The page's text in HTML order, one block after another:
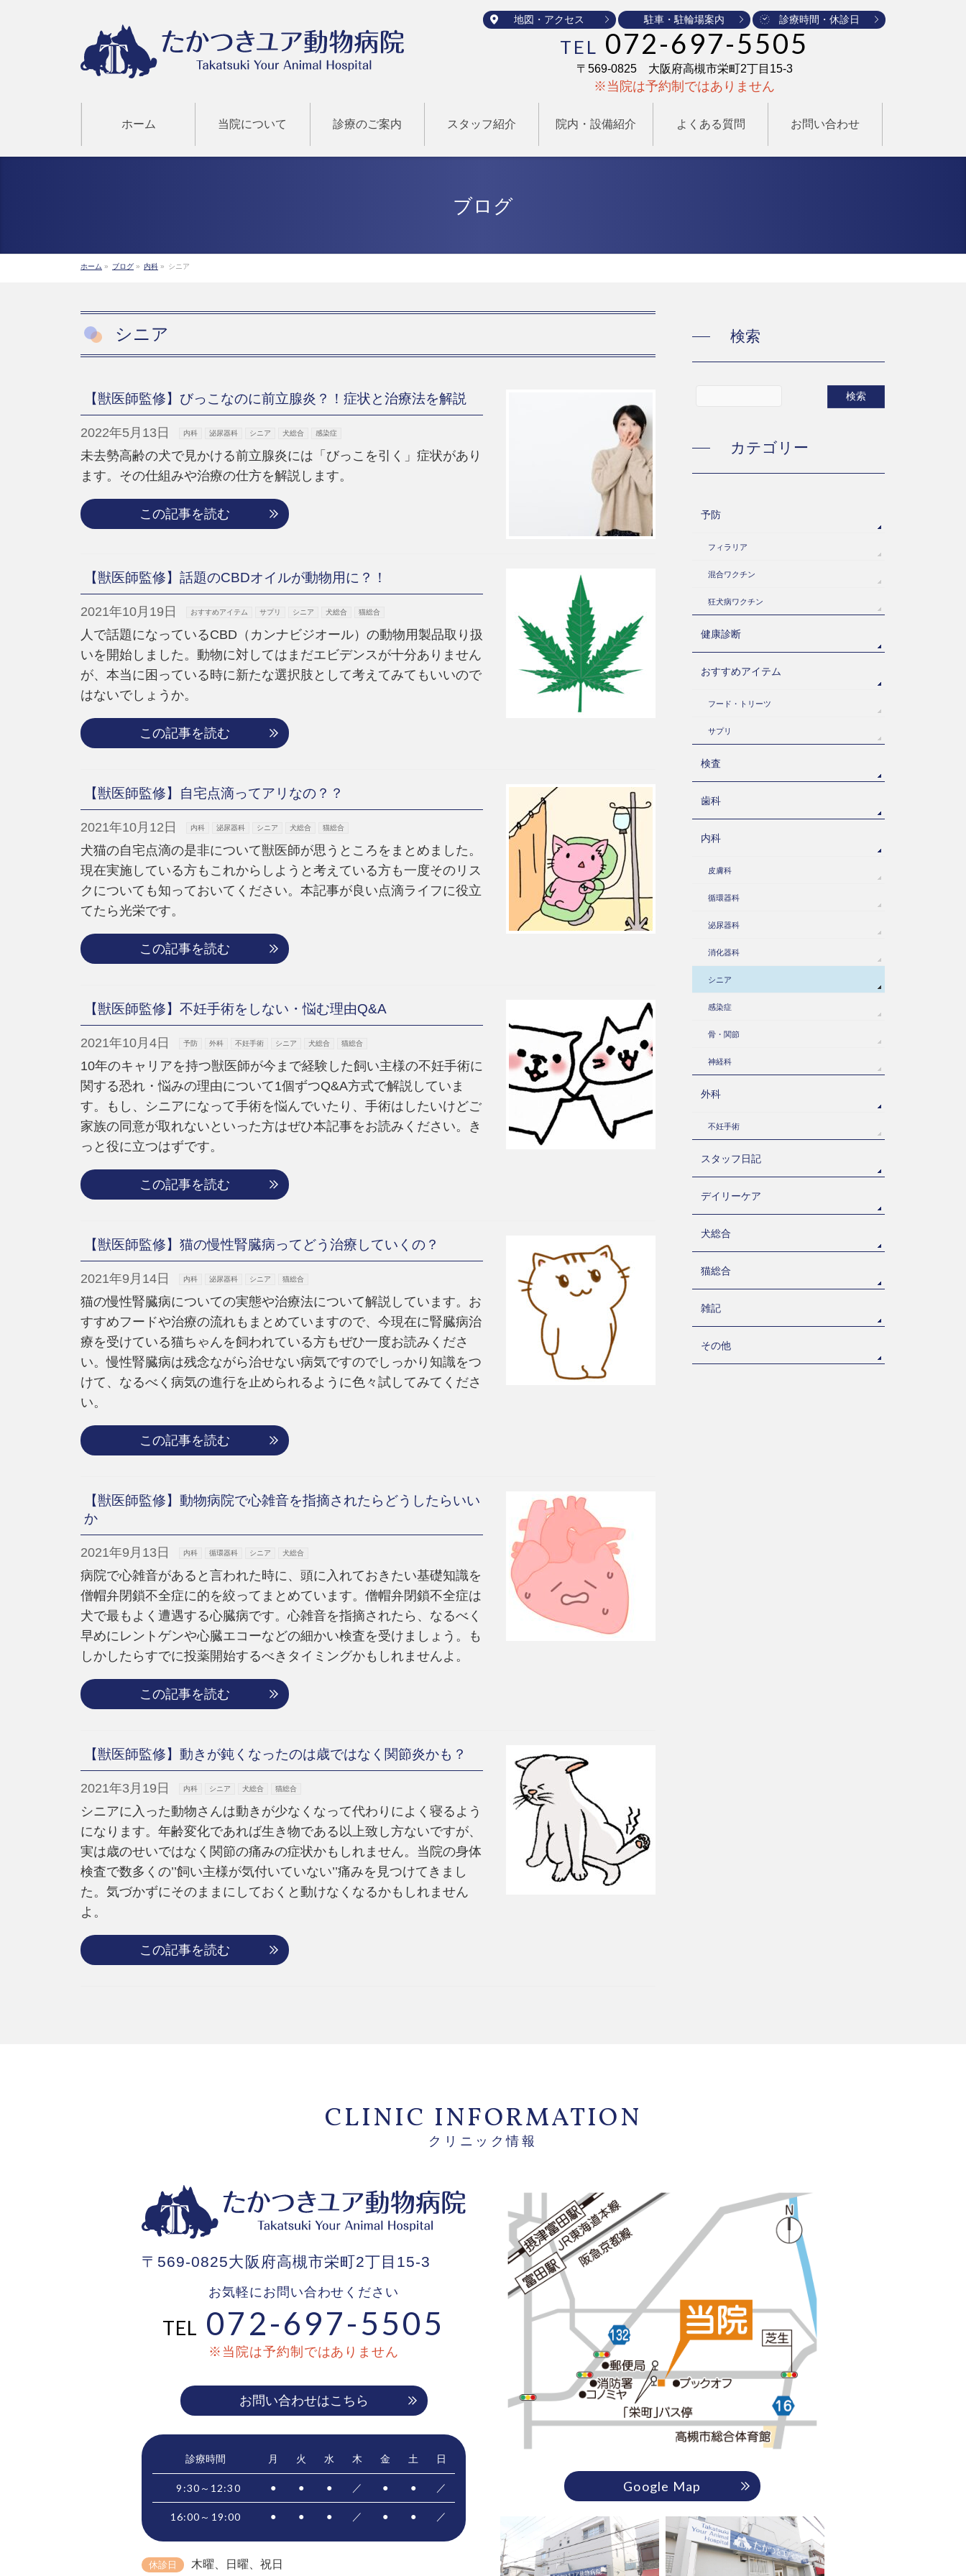
地図・アクセス 駐車・駐輪場案内 診療時間・休診日
TEL 072-697-5505
〒569-0825 大阪府高槻市栄町2丁目15-3
※当院は予約制ではありません
ホーム 当院について 診療のご案内 スタッフ紹介 院内・設備紹介 よくある質問 お問い合わせ
ブログ
ホーム » ブログ » 内科 » シニア
シニア
【獣医師監修】びっこなのに前立腺炎？！症状と治療法を解説
2022年5月13日 内科 泌尿器科 シニア 犬総合 感染症
未去勢高齢の犬で見かける前立腺炎には「びっこを引く」症状があり
ます。その仕組みや治療の仕方を解説します。
この記事を読む
【獣医師監修】話題のCBDオイルが動物用に？！
2021年10月19日 おすすめアイテム サプリ シニア 犬総合 猫総合
人で話題になっているCBD（カンナビジオール）の動物用製品取り扱
いを開始しました。動物に対してはまだエビデンスが十分ありません
が、本当に困っている時に新たな選択肢として考えてみてもいいので
はないでしょうか。
この記事を読む
【獣医師監修】自宅点滴ってアリなの？？
2021年10月12日 内科 泌尿器科 シニア 犬総合 猫総合
犬猫の自宅点滴の是非について獣医師が思うところをまとめました。
現在実施している方もこれからしようと考えている方も一度そのリス
クについても知っておいてください。本記事が良い点滴ライフに役立
てたら光栄です。
この記事を読む
【獣医師監修】不妊手術をしない・悩む理由Q&A
2021年10月4日 予防 外科 不妊手術 シニア 犬総合 猫総合
10年のキャリアを持つ獣医師が今まで経験した飼い主様の不妊手術に
関する恐れ・悩みの理由について1個ずつQ&A方式で解説していま
す。もし、シニアになって手術を悩んでいたり、手術はしたいけどご
家族の同意が取れないといった方はぜひ本記事をお読みください。き
っと役に立つはずです。
この記事を読む
【獣医師監修】猫の慢性腎臓病ってどう治療していくの？
2021年9月14日 内科 泌尿器科 シニア 猫総合
猫の慢性腎臓病についての実態や治療法について解説しています。お
すすめフードや治療の流れもまとめていますので、今現在に腎臓病治
療を受けている猫ちゃんを飼われている方もぜひ一度お読みくださ
い。慢性腎臓病は残念ながら治せない病気ですのでしっかり知識をつ
けて、なるべく病気の進行を止められるように色々試してみてくださ
い。
この記事を読む
【獣医師監修】動物病院で心雑音を指摘されたらどうしたらいい
か
2021年9月13日 内科 循環器科 シニア 犬総合
病院で心雑音があると言われた時に、頭に入れておきたい基礎知識を
僧帽弁閉鎖不全症に的を絞ってまとめています。僧帽弁閉鎖不全症は
犬で最もよく遭遇する心臓病です。心雑音を指摘されたら、なるべく
早めにレントゲンや心臓エコーなどの細かい検査を受けましょう。も
しかしたらすでに投薬開始するべきタイミングかもしれませんよ。
この記事を読む
【獣医師監修】動きが鈍くなったのは歳ではなく関節炎かも？
2021年3月19日 内科 シニア 犬総合 猫総合
シニアに入った動物さんは動きが少なくなって代わりによく寝るよう
になります。年齢変化であれば生き物である以上致し方ないですが、
実は歳のせいではなく関節の痛みの症状かもしれません。当院の身体
検査で数多くの’’飼い主様が気付いていない’’痛みを見つけてきまし
た。気づかずにそのままにしておくと動けなくなるかもしれません
よ。
この記事を読む
検索
カテゴリー
予防
フィラリア
混合ワクチン
狂犬病ワクチン
健康診断
おすすめアイテム
フード・トリーツ
サプリ
検査
歯科
内科
皮膚科
循環器科
泌尿器科
消化器科
シニア
感染症
骨・関節
神経科
外科
不妊手術
スタッフ日記
デイリーケア
犬総合
猫総合
雑記
その他
CLINIC INFORMATION
クリニック情報
〒569-0825大阪府高槻市栄町2丁目15-3
お気軽にお問い合わせください
TEL 072-697-5505
※当院は予約制ではありません
お問い合わせはこちら
診療時間 月 火 水 木 金 土 日
9:30～12:30 ● ● ● ／ ● ● ／
16:00～19:00 ● ● ● ／ ● ● ／
休診日 木曜、日曜 、祝日
Google Map